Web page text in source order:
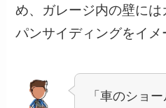
め、ガレージ内の壁に
パンサイディングをイメ
「車のショ